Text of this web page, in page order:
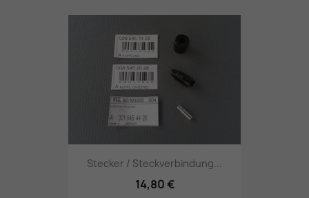
Stecker / Steckverbindung...
14,80 €